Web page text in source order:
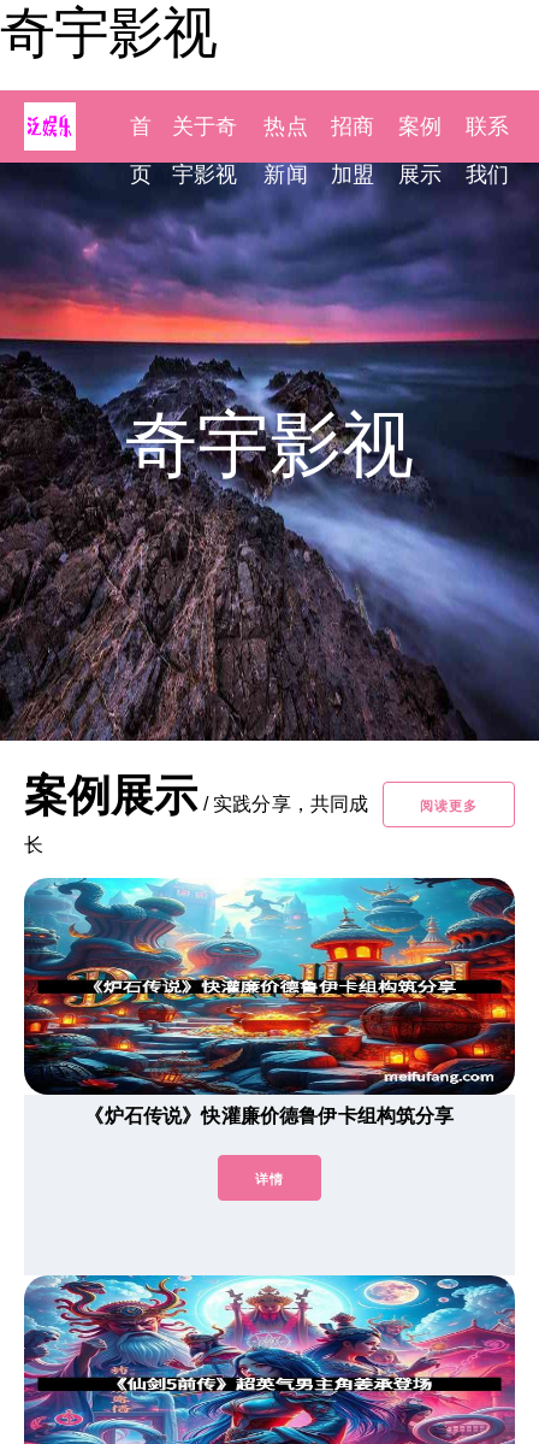
奇宇影视
首
页
关于奇
宇影视
热点
新闻
招商
加盟
案例
展示
联系
我们
奇宇影视
案例展示 / 实践分享，共同成
长
阅读更多
《炉石传说》快灌廉价德鲁伊卡组构筑分享
详情